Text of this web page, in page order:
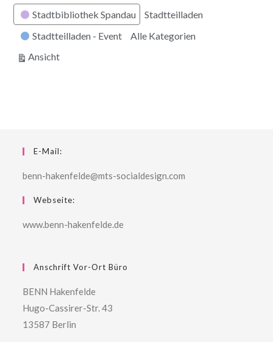
Stadtbibliothek Spandau
Stadtteilladen
Stadtteilladen - Event
Alle Kategorien
Ansichtausdrucken
E-Mail:
benn-hakenfelde@mts-socialdesign.com
Webseite:
www.benn-hakenfelde.de
Anschrift Vor-Ort Büro
BENN Hakenfelde
Hugo-Cassirer-Str. 43
13587 Berlin